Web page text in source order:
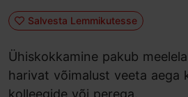
Salvesta Lemmikutesse
Ühiskokkamine pakub
harivat võimalust veeta aega
kolleegide või perega.